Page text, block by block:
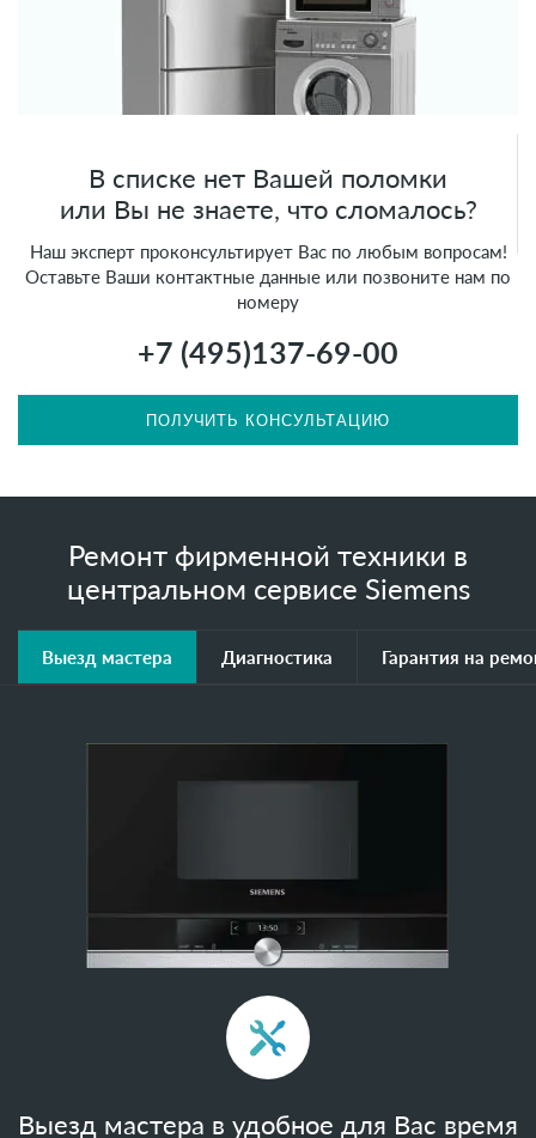
В списке нет Вашей поломки
или Вы не знаете, что сломалось?
Наш эксперт проконсультирует Вас по любым вопросам!
Оставьте Ваши контактные данные или позвоните нам по
номеру
+7 (495)137-69-00
ПОЛУЧИТЬ КОНСУЛЬТАЦИЮ
Ремонт фирменной техники в
центральном сервисе Siemens
Выезд мастера Диагностика Гарантия на
Выезд мастера в удобное для Вас время